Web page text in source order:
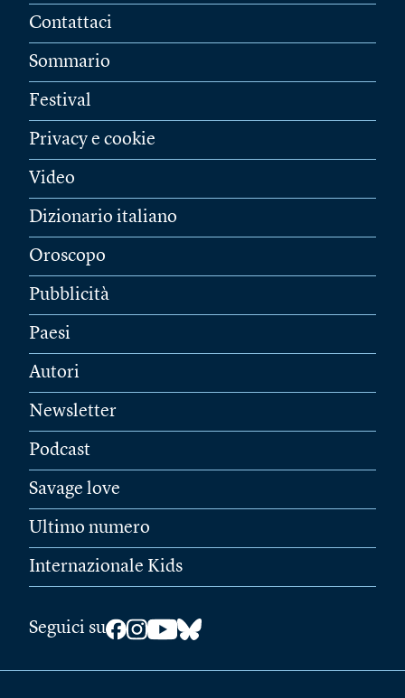
Contattaci
Sommario
Festival
Privacy e cookie
Video
Dizionario italiano
Oroscopo
Pubblicità
Paesi
Autori
Newsletter
Podcast
Savage love
Ultimo numero
Internazionale Kids
Seguici su